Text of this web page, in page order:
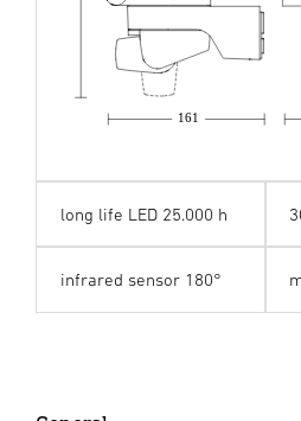
161
long life LED 25.000 h
infrared sensor 180°